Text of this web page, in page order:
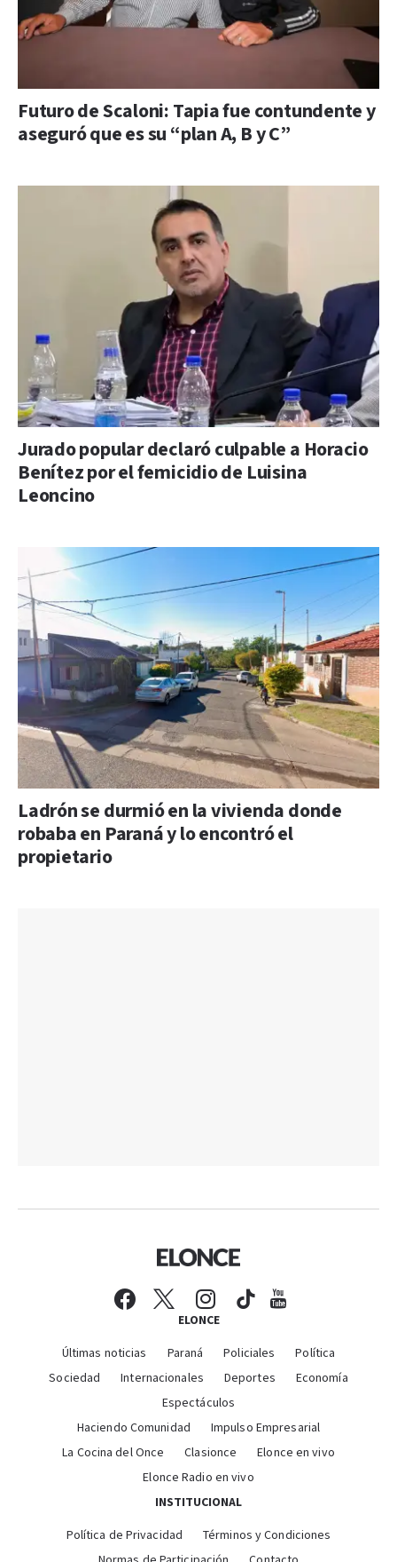
Futuro de Scaloni: Tapia fue contundente y
aseguró que es su “plan A, B y C”
Jurado popular declaró culpable a Horacio
Benítez por el femicidio de Luisina
Leoncino
Ladrón se durmió en la vivienda donde
robaba en Paraná y lo encontró el
propietario
ELONCE
Últimas noticias Paraná Policiales
Política
Sociedad
Internacionales Deportes
Economía
Espectáculos
Haciendo Comunidad
Impulso Empresarial
La Cocina del Once
Clasionce
Elonce en vivo
Elonce Radio en vivo
INSTITUCIONAL
Política de Privacidad
Términos y Condiciones